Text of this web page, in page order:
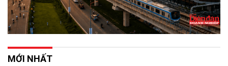
MỚI NHẤT